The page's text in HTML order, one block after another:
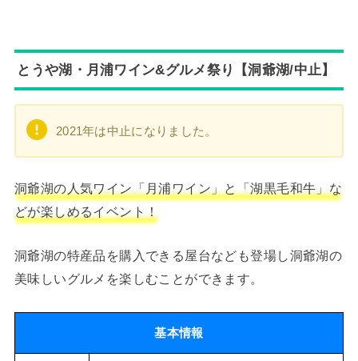
とうや湖・月浦ワイン&グルメ祭り【洞爺湖/中止】
2021年は中止になりました。
洞爺湖の人気ワイン「月浦ワイン」と「湖黒毛和牛」な
どが楽しめるイベント！
洞爺湖の特産品を購入できる屋台なども登場し洞爺湖の
美味しいグルメを楽しむことができます。
基本情報